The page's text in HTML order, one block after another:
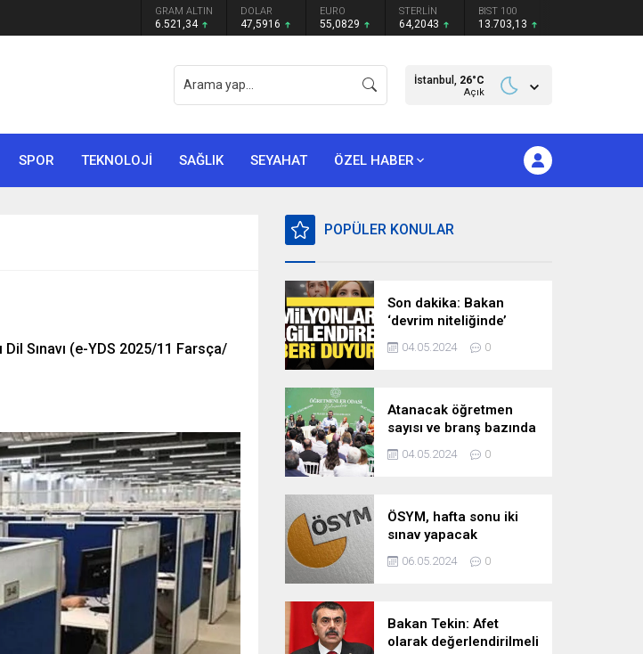
GRAM ALTIN
6.521,34
DOLAR
47,5916
EURO
55,0829
STERLİN
64,2043
BIST 100
13.703,13
İstanbul, 26°C
Açık
SPOR TEKNOLOJİ SAĞLIK SEYAHAT ÖZEL HABER
Sınavı (e-YDS 2025/11 Farsça/
POPÜLER KONULAR
Son dakika: Bakan
‘devrim niteliğinde’
deyip duyurdu!
Milyonları ilgilendiren
04.05.2024 0
Atanacak öğretmen
sayısı ve branş bazında
kontenjan dağılımları
pazartesi belli oluyor
04.05.2024 0
ÖSYM, hafta sonu iki
sınav yapacak
06.05.2024 0
Bakan Tekin: Afet
olarak değerlendirilmeli